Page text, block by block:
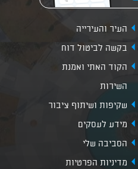
העיר והעירייה
בקשה לביטול דוח
הקוד האתי ואמנת
השירות
שקיפות ושיתוף ציבור
מידע לעסקים
הסביבה שלי
מדיניות הפרטיות